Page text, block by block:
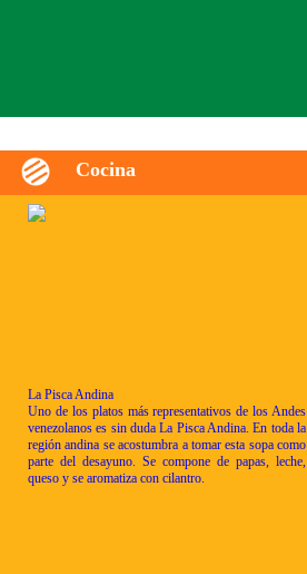
Cocina
La Pisca Andina
Uno de los platos más representativos de los Andes
venezolanos es sin duda La Pisca Andina. En toda la
región andina se acostumbra a tomar esta sopa como
parte del desayuno. Se compone de papas, leche,
queso y se aromatiza con cilantro.